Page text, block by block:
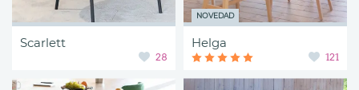
Scarlett
28
NOVEDAD
Helga
121